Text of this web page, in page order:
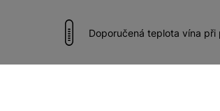
Doporučená teplota vína při
od roku